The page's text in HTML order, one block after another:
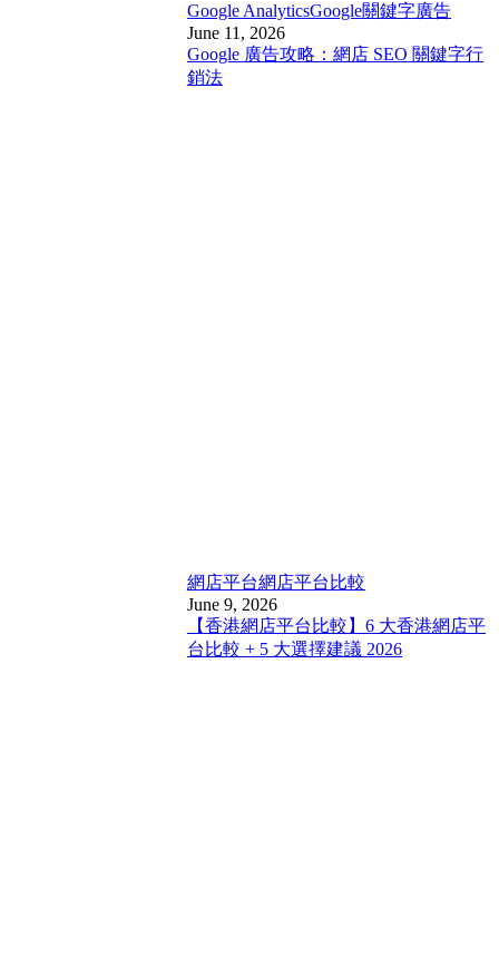
Google AnalyticsGoogle關鍵字廣告
June 11, 2026
Google 廣告攻略：網店 SEO 關鍵字行
銷法
網店平台網店平台比較
June 9, 2026
【香港網店平台比較】6 大香港網店平
台比較 + 5 大選擇建議 2026